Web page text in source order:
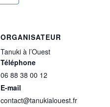
ORGANISATEUR
Tanuki à l’Ouest
Téléphone
06 88 38 00 12
E-mail
contact@tanukialouest.fr